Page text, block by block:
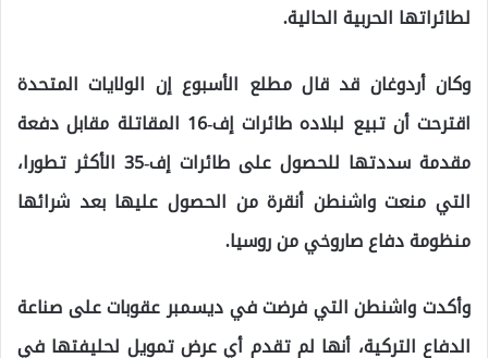
لطائراتها الحربية الحالية.
وكان أردوغان قد قال مطلع الأسبوع إن الولايات المتحدة
اقترحت أن تبيع لبلاده طائرات إف-16 المقاتلة مقابل دفعة
مقدمة سددتها للحصول على طائرات إف-35 الأكثر تطورا،
التي منعت واشنطن أنقرة من الحصول عليها بعد شرائها
منظومة دفاع صاروخي من روسيا.
وأكدت واشنطن التي فرضت في ديسمبر عقوبات على صناعة
الدفاع التركية، أنها لم تقدم أي عرض تمويل لحليفتها في